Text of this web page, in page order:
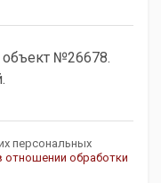
персональных
отношении обработки